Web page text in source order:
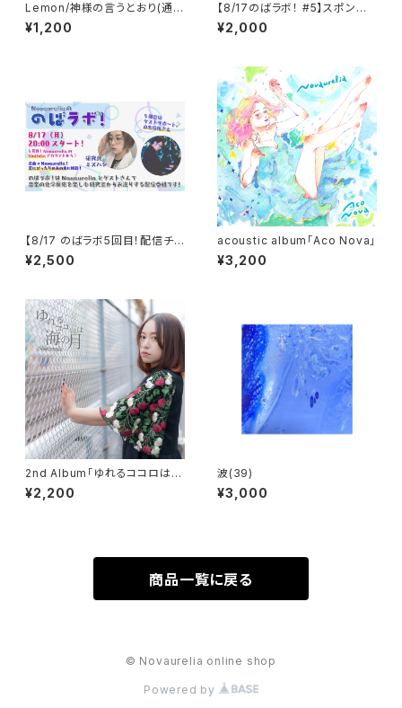
Lemon/神様の言うとおり(通常
盤)
¥1,200
【8/17のばラボ！ #5】スポンサ
ー様 Bプラン
¥2,000
【8/17 のばラボ5回目！配信チケ
ット】
¥2,500
acoustic album「Aco Nova」
¥3,200
2nd Album「ゆれるココロは海
の月」
¥2,200
波(39)
¥3,000
商品一覧に戻る
© Novaurelia online shop
Powered by